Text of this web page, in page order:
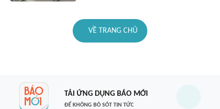
VỀ TRANG CHỦ
TẢI ỨNG DỤNG BÁO MỚI
ĐỂ KHÔNG BỎ SÓT TIN TỨC